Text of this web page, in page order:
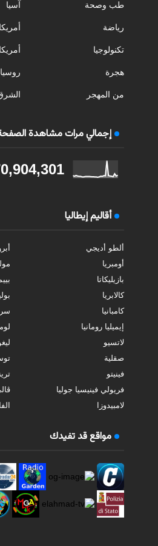
طب وصحة
رياضة
تكنولوجيا
هجرة
من المهجر
آسيا
روسيا
إجمالي مرات مشاهدة
أقاليم إيطاليا
ألطو أديجي
أومبريا
بازيليكاتا
كالابريا
كامبانيا
إيميليا رومانيا
لاتسيو
صقلية
فينيتو
فريولي فينيسيا جوليا
لامبيدوزا
مواقع قد تفيدك